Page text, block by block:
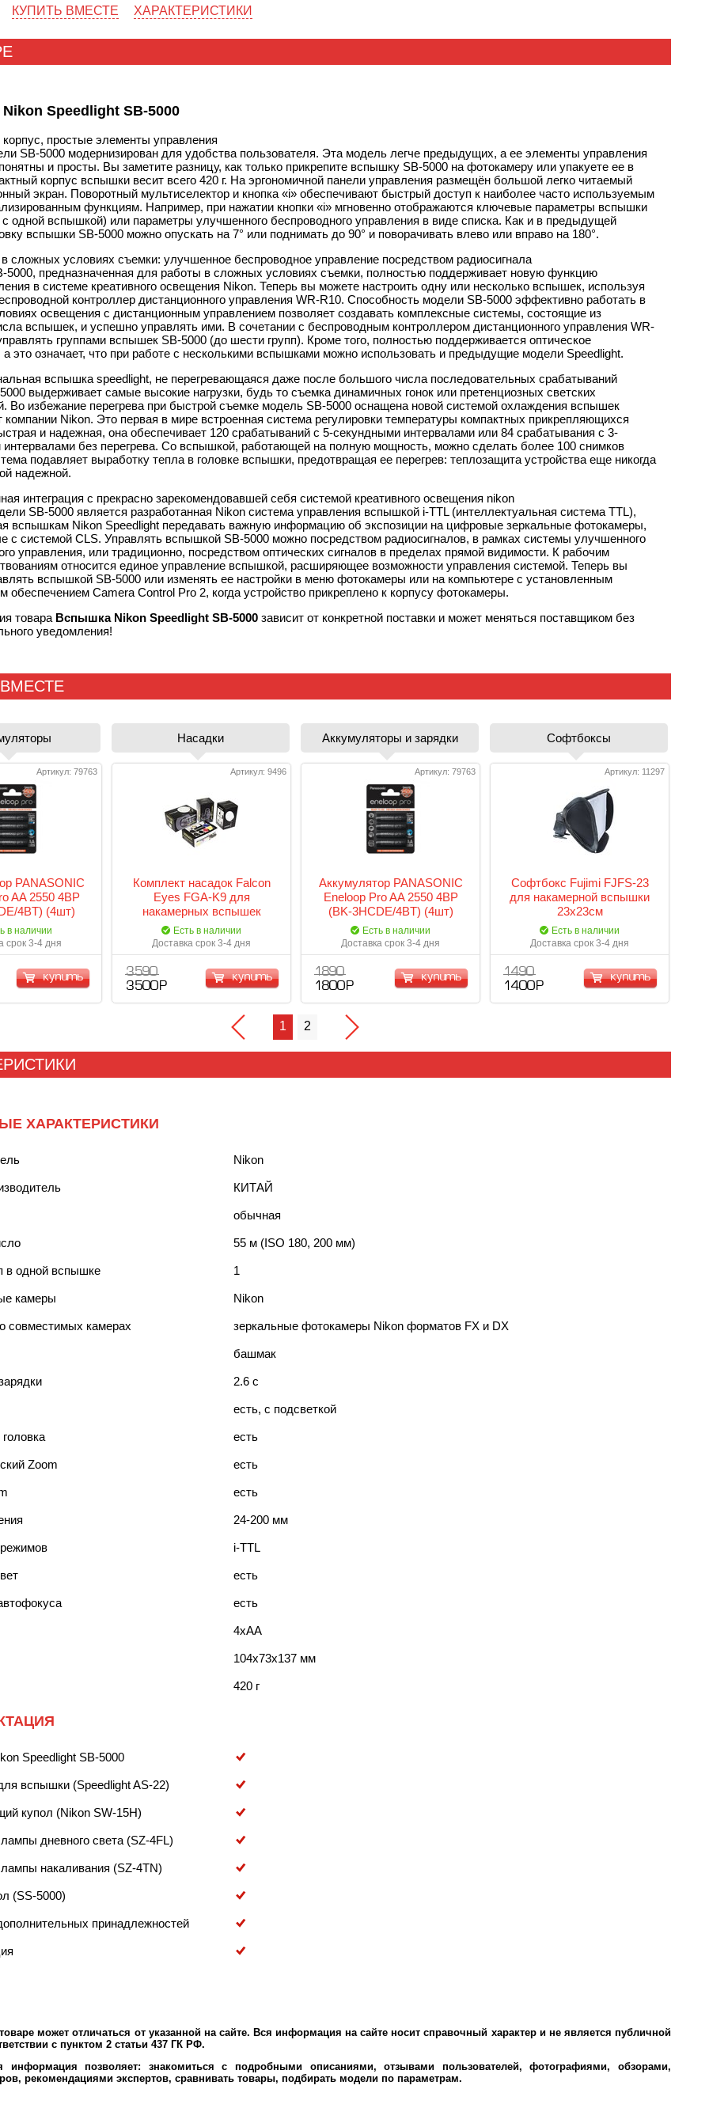
КУПИТЬ ВМЕСТЕ ХАРАКТЕРИСТИКИ
Speedlight SB-5000
простые элементы управления
SB-5000 модернизирован для удобства пользователя. Эта модель легче предыдущих, а ее элементы управления
и просты. Вы заметите разницу, как только прикрепите вспышку SB-5000 на фотокамеру или упакуете ее в
корпус вспышки весит всего 420 г. На эргономичной панели управления размещён большой легко читаемый
экран. Поворотный мультиселектор и кнопка «i» обеспечивают быстрый доступ к наиболее часто используемым
функциям. Например, при нажатии кнопки «i» мгновенно отображаются ключевые параметры вспышки
одной вспышкой) или параметры улучшенного беспроводного управления в виде списка. Как и в предыдущей
вспышки SB-5000 можно опускать на 7° или поднимать до 90° и поворачивать влево или вправо на 180°.
сложных условиях съемки: улучшенное беспроводное управление посредством радиосигнала
5000, предназначенная для работы в сложных условиях съемки, полностью поддерживает новую функцию
в системе креативного освещения Nikon. Теперь вы можете настроить одну или несколько вспышек, используя
контроллер дистанционного управления WR-R10. Способность модели SB-5000 эффективно работать в
освещения с дистанционным управлением позволяет создавать комплексные системы, состоящие из
вспышек, и успешно управлять ими. В сочетании с беспроводным контроллером дистанционного управления WR-
группами вспышек SB-5000 (до шести групп). Кроме того, полностью поддерживается оптическое
а это означает, что при работе с несколькими вспышками можно использовать и предыдущие модели Speedlight.
вспышка speedlight, не перегревающаяся даже после большого числа последовательных срабатываний
выдерживает самые высокие нагрузки, будь то съемка динамичных гонок или претенциозных светских
Во избежание перегрева при быстрой съемке модель SB-5000 оснащена новой системой охлаждения вспышек
компании Nikon. Это первая в мире встроенная система регулировки температуры компактных прикрепляющихся
и надежная, она обеспечивает 120 срабатываний с 5-секундными интервалами или 84 срабатывания с 3-
без перегрева. Со вспышкой, работающей на полную мощность, можно сделать более 100 снимков
подавляет выработку тепла в головке вспышки, предотвращая ее перегрев: теплозащита устройства еще никогда
надежной.
интеграция с прекрасно зарекомендовавшей себя системой креативного освещения nikon
SB-5000 является разработанная Nikon система управления вспышкой i-TTL (интеллектуальная система TTL),
вспышкам Nikon Speedlight передавать важную информацию об экспозиции на цифровые зеркальные фотокамеры,
с системой CLS. Управлять вспышкой SB-5000 можно посредством радиосигналов, в рамках системы улучшенного
управления, или традиционно, посредством оптических сигналов в пределах прямой видимости. К рабочим
относится единое управление вспышкой, расширяющее возможности управления системой. Теперь вы
вспышкой SB-5000 или изменять ее настройки в меню фотокамеры или на компьютере с установленным
обеспечением Camera Control Pro 2, когда устройство прикреплено к корпусу фотокамеры.
товара Вспышка Nikon Speedlight SB-5000 зависит от конкретной поставки и может меняться поставщиком без
уведомления!
Артикул: 79763
PANASONIC
AA 2550 4BP
4BT) (4шт)
в наличии
срок 3-4 дня
купить
Насадки
Артикул: 9496
Комплект насадок Falcon
Eyes FGA-K9 для
накамерных вспышек
Есть в наличии
Доставка срок 3-4 дня
3 590
3 500 Р
купить
Аккумуляторы и зарядки
Артикул: 79763
Аккумулятор PANASONIC
Eneloop Pro AA 2550 4BP
(BK-3HCDE/4BT) (4шт)
Есть в наличии
Доставка срок 3-4 дня
1 890
1 800 Р
купить
Софтбоксы
Артикул: 11297
Софтбокс Fujimi FJFS-23
для накамерной вспышки
23х23см
Есть в наличии
Доставка срок 3-4 дня
1 490
1 400 Р
купить
1 2
ХАРАКТЕРИСТИКИ
Nikon
КИТАЙ
обычная
55 м (ISO 180, 200 мм)
в одной вспышке 1
камеры Nikon
совместимых камерах зеркальные фотокамеры Nikon форматов FX и DX
башмак
2.6 c
есть, с подсветкой
есть
Zoom есть
есть
24-200 мм
i-TTL
есть
есть
4xAA
104x73x137 мм
420 г
Speedlight SB-5000
вспышки (Speedlight AS-22)
купол (Nikon SW-15H)
дневного света (SZ-4FL)
накаливания (SZ-4TN)
(SS-5000)
принадлежностей
может отличаться от указанной на сайте. Вся информация на сайте носит справочный характер и не является публичной
с пунктом 2 статьи 437 ГК РФ.
информация позволяет: знакомиться с подробными описаниями, отзывами пользователей, фотографиями, обзорами,
рекомендациями экспертов, сравнивать товары, подбирать модели по параметрам.